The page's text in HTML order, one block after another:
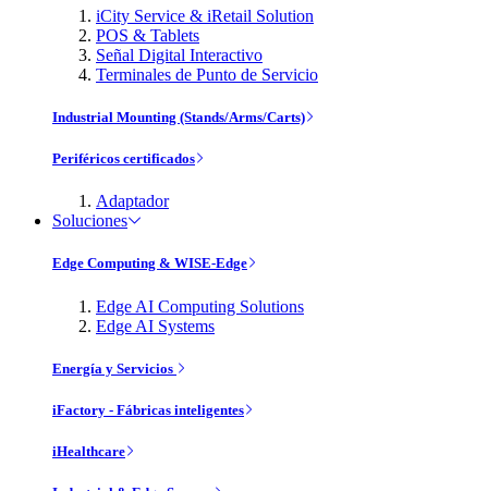
iCity Service & iRetail Solution
POS & Tablets
Señal Digital Interactivo
Terminales de Punto de Servicio
Industrial Mounting (Stands/Arms/Carts)
Periféricos certificados
Adaptador
Soluciones
Edge Computing & WISE-Edge
Edge AI Computing Solutions
Edge AI Systems
Energía y Servicios
iFactory - Fábricas inteligentes
iHealthcare